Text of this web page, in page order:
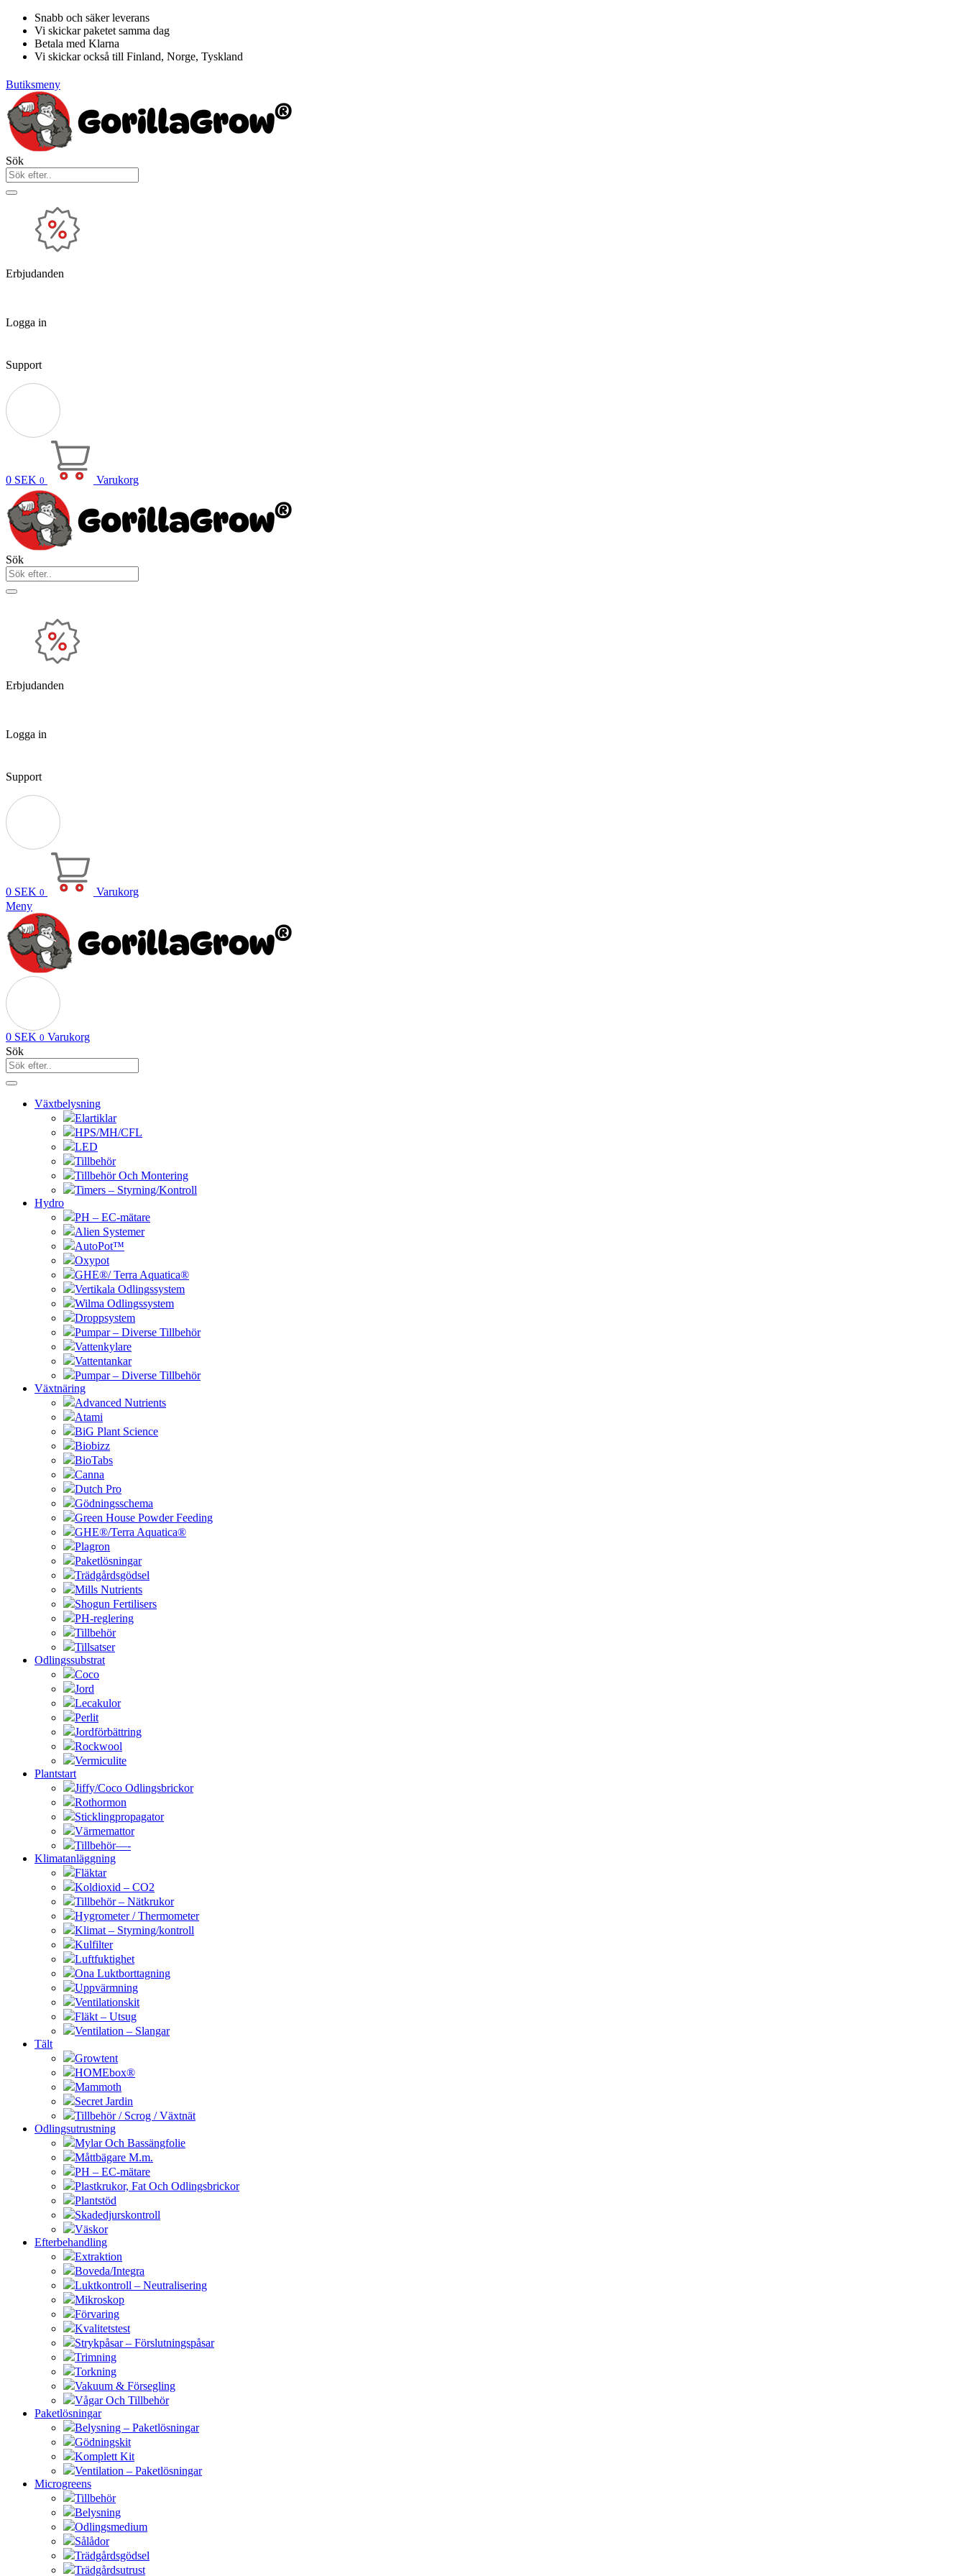
Hoppa
innehåll
Snabb och säker leverans
Vi skickar paketet samma dag
Betala med Klarna
Vi skickar också till Finland, Norge, Tyskland
Butiksmeny
Sök
Erbjudanden
Logga in
Support
0 SEK 0 Varukorg
Sök
Erbjudanden
Logga in
Support
0 SEK 0
Varukorg
Meny
0 SEK 0 Varukorg
Sök
Växtbelysning
Elartiklar
HPS/MH/CFL
LED
Tillbehör
Tillbehör Och Montering
Timers – Styrning/Kontroll
Hydro
PH – EC-mätare
Alien Systemer
AutoPot™
Oxypot
GHE®/ Terra Aquatica®
Vertikala Odlingssystem
Wilma Odlingssystem
Droppsystem
Pumpar – Diverse Tillbehör
Vattenkylare
Vattentankar
Pumpar – Diverse Tillbehör
Växtnäring
Advanced Nutrients
Atami
BiG Plant Science
Biobizz
BioTabs
Canna
Dutch Pro
Gödningsschema
Green House Powder Feeding
GHE®/Terra Aquatica®
Plagron
Paketlösningar
Trädgårdsgödsel
Mills Nutrients
Shogun Fertilisers
PH-reglering
Tillbehör
Tillsatser
Odlingssubstrat
Coco
Jord
Lecakulor
Perlit
Jordförbättring
Rockwool
Vermiculite
Plantstart
Jiffy/Coco Odlingsbrickor
Rothormon
Sticklingpropagator
Värmemattor
Tillbehör—-
Klimatanläggning
Fläktar
Koldioxid – CO2
Tillbehör – Nätkrukor
Hygrometer / Thermometer
Klimat – Styrning/kontroll
Kulfilter
Luftfuktighet
Ona Luktborttagning
Uppvärmning
Ventilationskit
Fläkt – Utsug
Ventilation – Slangar
Tält
Growtent
HOMEbox®
Mammoth
Secret Jardin
Tillbehör / Scrog / Växtnät
Odlingsutrustning
Mylar Och Bassängfolie
Måttbägare M.m.
PH – EC-mätare
Plastkrukor, Fat Och Odlingsbrickor
Plantstöd
Skadedjurskontroll
Väskor
Efterbehandling
Extraktion
Boveda/Integra
Luktkontroll – Neutralisering
Mikroskop
Förvaring
Kvalitetstest
Strykpåsar – Förslutningspåsar
Trimning
Torkning
Vakuum & Försegling
Vågar Och Tillbehör
Paketlösningar
Belysning – Paketlösningar
Gödningskit
Komplett Kit
Ventilation – Paketlösningar
Microgreens
Tillbehör
Belysning
Odlingsmedium
Sålådor
Trädgårdsgödsel
Trädgårdsutrust